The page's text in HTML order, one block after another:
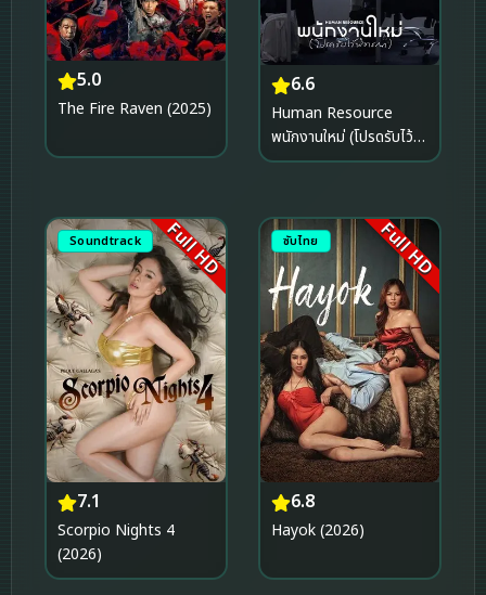
5.0
The Fire Raven (2025)
6.6
Human Resource
พนักงานใหม่ (โปรดรับไว้
พิจารณา) (2025)
Soundtrack Full HD
7.1
Scorpio Nights 4
(2026)
ซับไทย Full HD
6.8
Hayok (2026)